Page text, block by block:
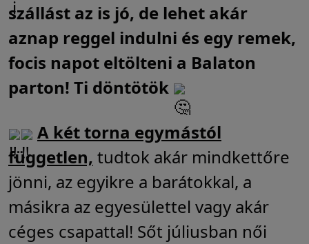
szállást az is jó, de lehet akár
aznap reggel indulni és egy remek,
focis napot eltölteni a Balaton
parton! Ti döntötök
A két torna egymástól
független, tudtok akár mindkettőre
jönni, az egyikre a barátokkal, a
másikra az egyesülettel vagy akár
céges csapattal! Sőt júliusban női